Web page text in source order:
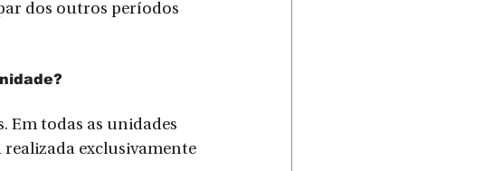
dos outros períodos
Em todas as unidades
exclusivamente